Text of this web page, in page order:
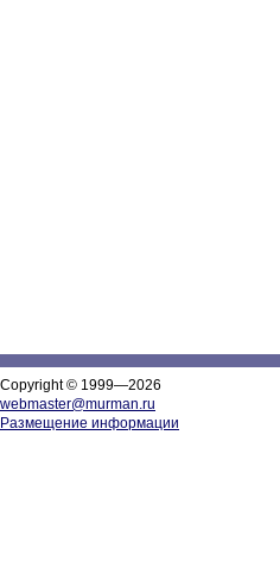
Copyright © 1999—2026
webmaster@murman.ru
Размещение информации